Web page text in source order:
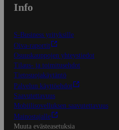
Info
S-Business yrityksille
Oiva-raportit
Osuuskauppojen yhteystiedot
Tilaus- ja toimitusehdot
Tietosuojakäytäntö
Palvelun käyttöehdot
Saavutettavuus
Mobiilisovelluksen saavutettavuus
Mainostajalle
Muuta evästeasetuksia